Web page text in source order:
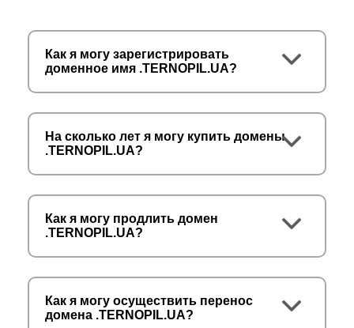
Как я могу зарегистрировать
доменное имя .TERNOPIL.UA?
На сколько лет я могу купить домены
.TERNOPIL.UA?
Как я могу продлить домен
.TERNOPIL.UA?
Как я могу осуществить перенос
домена .TERNOPIL.UA?